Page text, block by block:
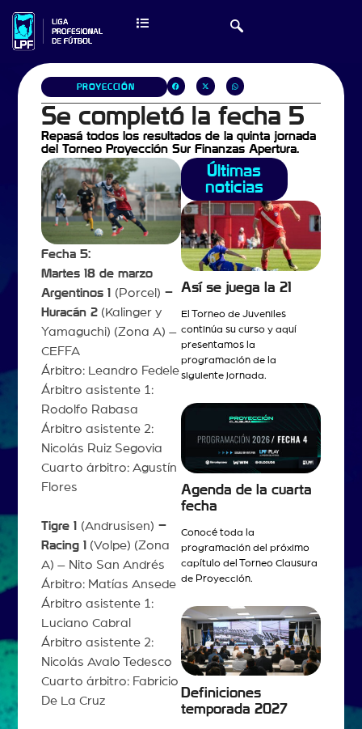
PROYECCIÓN
Se completó la fecha 5
Repasá todos los resultados de la quinta jornada
del Torneo Proyección Sur Finanzas Apertura.
Fecha 5:
Martes 18 de marzo
Argentinos 1 (Porcel) –
Huracán 2(Kalinger y
Yamaguchi) (Zona A) –
CEFFA
Árbitro: Leandro Fedele
Árbitro asistente 1:
Rodolfo Rabasa
Árbitro asistente 2:
Nicolás Ruiz Segovia
Cuarto árbitro: Agustín
Flores
Tigre 1 (Andrusisen) –
Racing 1 (Volpe) (Zona
A) – Nito San Andrés
Árbitro: Matías Ansede
Árbitro asistente 1:
Luciano Cabral
Árbitro asistente 2:
Nicolás Avalo Tedesco
Cuarto árbitro: Fabricio
De La Cruz
Últimas
noticias
Así se juega la 21
El Torneo de Juveniles
continúa su curso y aquí
presentamos la
programación de la
siguiente jornada.
Agenda de la cuarta
fecha
Conocé toda la
programación del próximo
capítulo del Torneo Clausura
de Proyección.
Definiciones
temporada 2027